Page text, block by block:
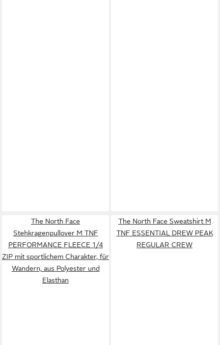
The North Face
Stehkragenpullover M TNF
PERFORMANCE FLEECE 1/4
ZIP mit sportlichem Charakter, für
Wandern, aus Polyester und
Elasthan
The North Face Sweatshirt M
TNF ESSENTIAL DREW PEAK
REGULAR CREW